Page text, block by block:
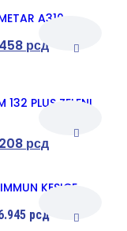
A310
рсд
132 PLUS ZELENI
рсд
KESICE
рсд